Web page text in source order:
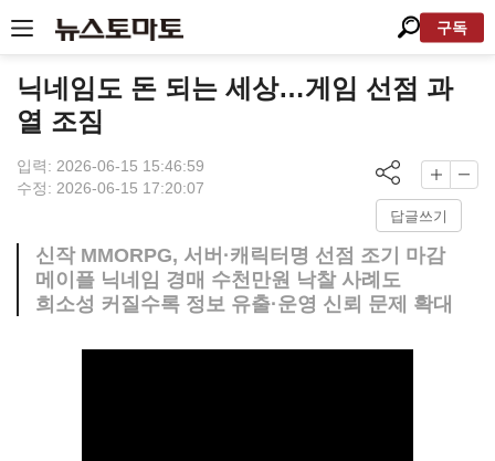
구독
닉네임도 돈 되는 세상…게임 선점 과
열 조짐
입력: 2026-06-15 15:46:59
수정: 2026-06-15 17:20:07
답글쓰기
신작 MMORPG, 서버·캐릭터명 선점 조기 마감
메이플 닉네임 경매 수천만원 낙찰 사례도
희소성 커질수록 정보 유출·운영 신뢰 문제 확대